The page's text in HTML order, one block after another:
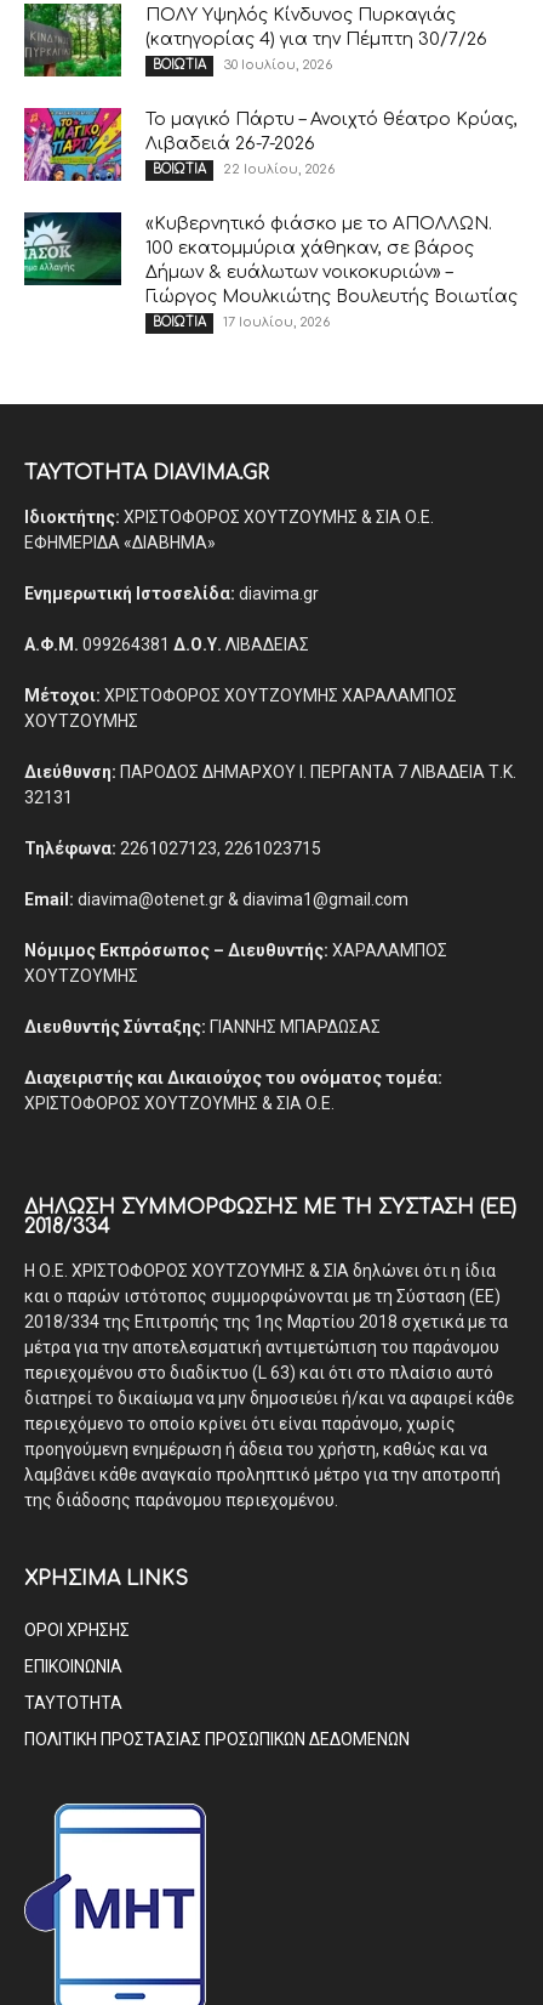
ΠΟΛΥ Υψηλός Κίνδυνος Πυρκαγιάς
(κατηγορίας 4) για την Πέμπτη 30/7/26
ΒΟΙΩΤΙΑ 30 Ιουλίου, 2026
Το μαγικό Πάρτυ – Ανοιχτό θέατρο Κρύας,
Λιβαδειά 26-7-2026
ΒΟΙΩΤΙΑ 22 Ιουλίου, 2026
«Κυβερνητικό φιάσκο με το ΑΠΟΛΛΩΝ.
100 εκατομμύρια χάθηκαν, σε βάρος
Δήμων & ευάλωτων νοικοκυριών» –
Γιώργος Μουλκιώτης Βουλευτής Βοιωτίας
ΒΟΙΩΤΙΑ 17 Ιουλίου, 2026
ΤΑΥΤΟΤΗΤΑ DIAVIMA.GR
Ιδιοκτήτης: ΧΡΙΣΤΟΦΟΡΟΣ ΧΟΥΤΖΟΥΜΗΣ & ΣΙΑ Ο.Ε.
ΕΦΗΜΕΡΙΔΑ «ΔΙΑΒΗΜΑ»
Ενημερωτική Ιστοσελίδα: diavima.gr
Α.Φ.Μ. 099264381 Δ.Ο.Υ. ΛΙΒΑΔΕΙΑΣ
Μέτοχοι: ΧΡΙΣΤΟΦΟΡΟΣ ΧΟΥΤΖΟΥΜΗΣ ΧΑΡΑΛΑΜΠΟΣ
ΧΟΥΤΖΟΥΜΗΣ
Διεύθυνση: ΠΑΡΟΔΟΣ ΔΗΜΑΡΧΟΥ Ι. ΠΕΡΓΑΝΤΑ 7 ΛΙΒΑΔΕΙΑ Τ.Κ.
32131
Τηλέφωνα: 2261027123, 2261023715
Email: diavima@otenet.gr & diavima1@gmail.com
Νόμιμος Εκπρόσωπος – Διευθυντής: ΧΑΡΑΛΑΜΠΟΣ
ΧΟΥΤΖΟΥΜΗΣ
Διευθυντής Σύνταξης: ΓΙΑΝΝΗΣ ΜΠΑΡΔΩΣΑΣ
Διαχειριστής και Δικαιούχος του ονόματος τομέα:
ΧΡΙΣΤΟΦΟΡΟΣ ΧΟΥΤΖΟΥΜΗΣ & ΣΙΑ Ο.Ε.
ΔΉΛΩΣΗ ΣΥΜΜΌΡΦΩΣΗΣ ΜΕ ΤΗ ΣΎΣΤΑΣΗ (ΕΕ)
2018/334
Η Ο.Ε. ΧΡΙΣΤΟΦΟΡΟΣ ΧΟΥΤΖΟΥΜΗΣ & ΣΙΑ δηλώνει ότι η ίδια
και ο παρών ιστότοπος συμμορφώνονται με τη Σύσταση (ΕΕ)
2018/334 της Επιτροπής της 1ης Μαρτίου 2018 σχετικά με τα
μέτρα για την αποτελεσματική αντιμετώπιση του παράνομου
περιεχομένου στο διαδίκτυο (L 63) και ότι στο πλαίσιο αυτό
διατηρεί το δικαίωμα να μην δημοσιεύει ή/και να αφαιρεί κάθε
περιεχόμενο το οποίο κρίνει ότι είναι παράνομο, χωρίς
προηγούμενη ενημέρωση ή άδεια του χρήστη, καθώς και να
λαμβάνει κάθε αναγκαίο προληπτικό μέτρο για την αποτροπή
της διάδοσης παράνομου περιεχομένου.
ΧΡΗΣΙΜΑ LINKS
ΟΡΟΙ ΧΡΗΣΗΣ
ΕΠΙΚΟΙΝΩΝΙΑ
ΤΑΥΤΟΤΗΤΑ
ΠΟΛΙΤΙΚΗ ΠΡΟΣΤΑΣΙΑΣ ΠΡΟΣΩΠΙΚΩΝ ΔΕΔΟΜΕΝΩΝ